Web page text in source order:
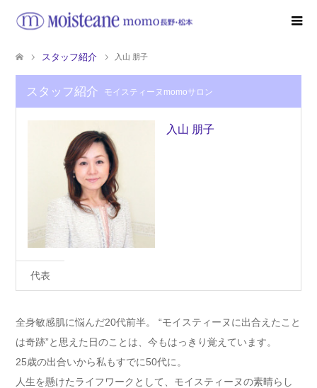
スタッフ紹介 入山 朋子
スタッフ紹介 モイスティーヌmomoサロン
入山 朋子
代表
全身敏感肌に悩んだ20代前半。 “モイスティーヌに出合えたこと
は奇跡”と思えた日のことは、今もはっきり覚えています。
25歳の出合いから私もすでに50代に。
人生を懸けたライフワークとして、モイスティーヌの素晴らし